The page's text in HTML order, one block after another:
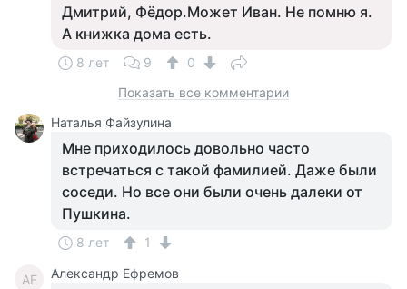
Дмитрий, Фёдор.Может Иван. Не помню я.
А книжка дома есть.
8 лет 9
0
Показать все комментарии
Наталья Файзулина
Мне приходилось довольно часто
встречаться с такой фамилией. Даже были
соседи. Но все они были очень далеки от
Пушкина.
8 лет 1
АЕ Александр Ефремов